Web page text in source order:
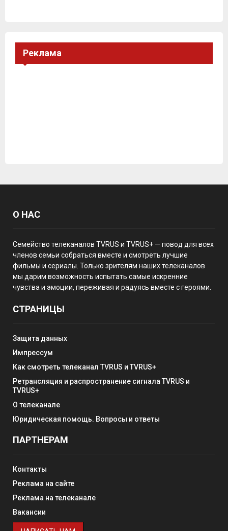
Реклама
О НАС
Семейство телеканалов TVRUS и TVRUS+ — повод для всех
членов семьи собраться вместе и смотреть лучшие
фильмы и сериалы. Только зрителям наших телеканалов
мы дарим возможность испытать самые искренние
чувства и эмоции, переживая и радуясь вместе с героями.
СТРАНИЦЫ
Защита данных
Импрессум
Как смотреть телеканал TVRUS и TVRUS+
Ретрансляция и распространение сигнала TVRUS и
TVRUS+
О телеканале
Юридическая помощь. Вопросы и ответы
ПАРТНЕРАМ
Контакты
Реклама на сайте
Реклама на телеканале
Вакансии